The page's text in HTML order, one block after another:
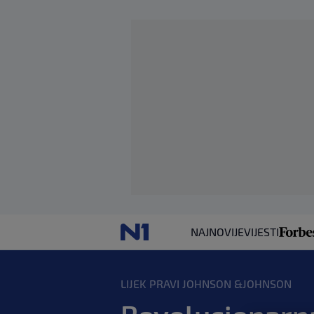
NAJNOVIJEVIJESTI
LIJEK PRAVI JOHNSON &JOHNSON